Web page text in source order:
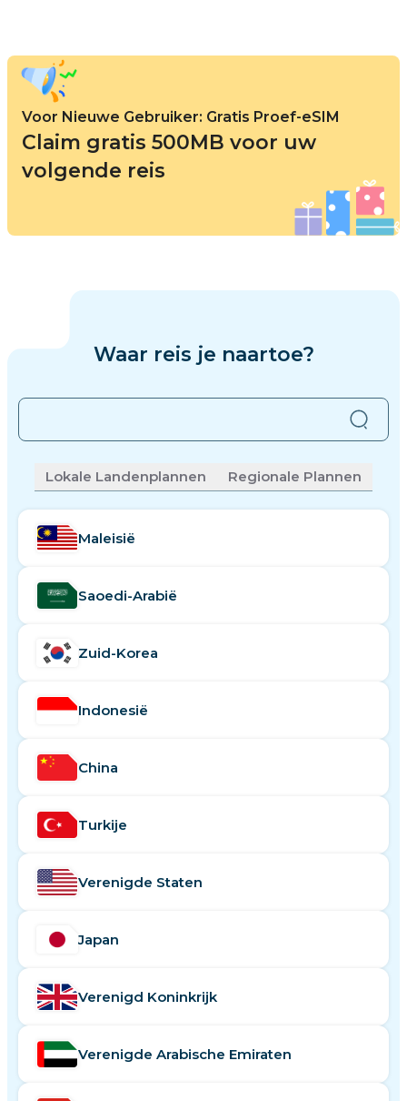
Voor Nieuwe Gebruiker: Gratis Proef-eSIM
Claim gratis 500MB voor uw
volgende reis
Waar reis je naartoe?
Niet gevonden wat je zoekt?Klik hier om het
opnieuw te proberen.
Lokale Landenplannen Regionale Plannen
Maleisië
Saoedi-Arabië
Zuid-Korea
Indonesië
China
Turkije
Verenigde Staten
Japan
Verenigd Koninkrijk
Verenigde Arabische Emiraten